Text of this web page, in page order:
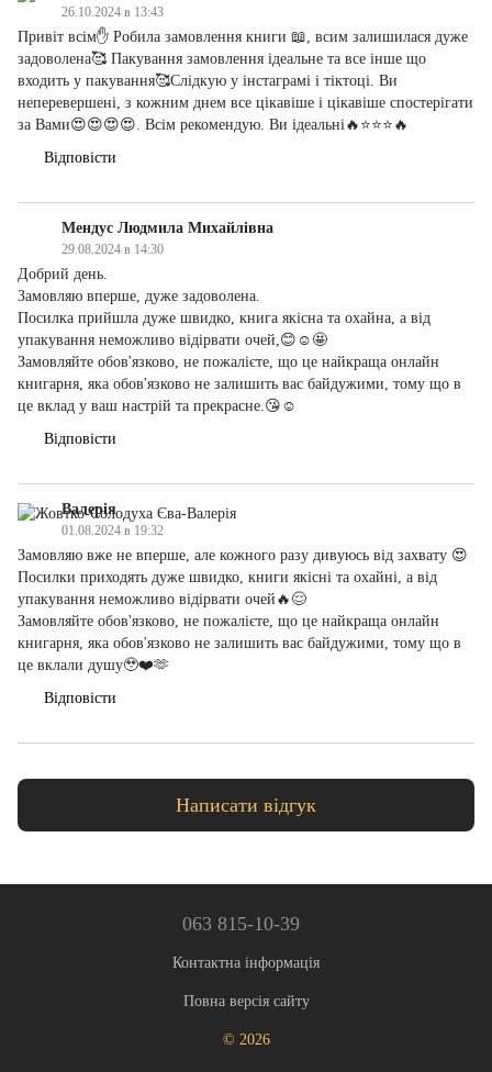
26.10.2024 в 13:43
Привіт всім✋ Робила замовлення книги 📖, всим залишилася дуже
задоволена🥰 Пакування замовлення ідеальне та все інше що
входить у пакування🥰Слідкую у інстаграмі і тіктоці. Ви
неперевершені, з кожним днем все цікавіше і цікавіше спостерігати
за Вами😍😍😍😍. Всім рекомендую. Ви ідеальні🔥⭐️⭐️⭐️🔥
Відповісти
Мендус Людмила Михайлівна
29.08.2024 в 14:30
Добрий день.
Замовляю вперше, дуже задоволена.
Посилка прийшла дуже швидко, книга якісна та охайна, а від
упакування неможливо відірвати очей,😊☺️🤩
Замовляйте обов'язково, не пожалієте, що це найкраща онлайн
книгарня, яка обов'язково не залишить вас байдужими, тому що в
це вклад у ваш настрій та прекрасне.😘☺️
Відповісти
Валерія
01.08.2024 в 19:32
Замовляю вже не вперше, але кожного разу дивуюсь від захвату 😍
Посилки приходять дуже швидко, книги якісні та охайні, а від
упакування неможливо відірвати очей🔥😌
Замовляйте обов'язково, не пожалієте, що це найкраща онлайн
книгарня, яка обов'язково не залишить вас байдужими, тому що в
це вклали душу🥹❤️🫶
Відповісти
Написати відгук
063 815-10-39
Контактна інформація
Повна версія сайту
© 2026